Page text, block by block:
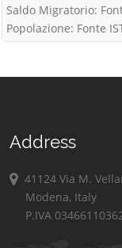
Saldo Migratorio:
Popolazione: Fonte
Address
41124 Via M.
Modena, Italy
P.IVA